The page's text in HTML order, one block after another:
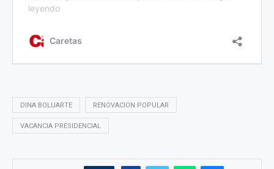
DINA BOLUARTE RENOVACION POPULAR
VACANCIA PRESIDENCIAL